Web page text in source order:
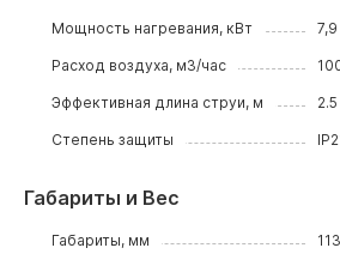
Мощность нагревания, кВт 7,9
Расход воздуха, м3/час
Эффективная длина струи, м 2.5
Степень защиты
Габариты и Вес
Габариты, мм